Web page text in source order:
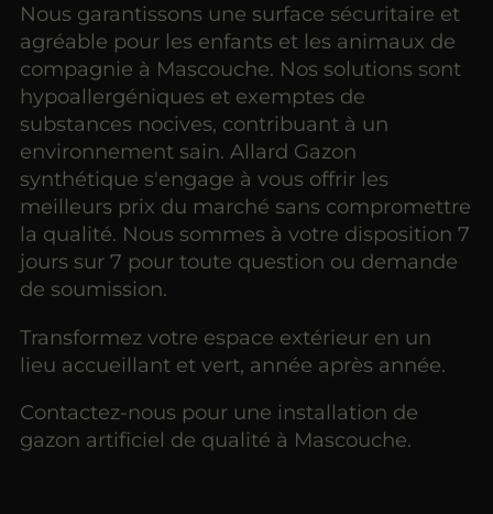
Nous garantissons une surface sécuritaire et
agréable pour les enfants et les animaux de
compagnie à Mascouche. Nos solutions sont
hypoallergéniques et exemptes de
substances nocives, contribuant à un
environnement sain. Allard Gazon
synthétique s'engage à vous offrir les
meilleurs prix du marché sans compromettre
la qualité. Nous sommes à votre disposition 7
jours sur 7 pour toute question ou demande
de soumission.
Transformez votre espace extérieur en un
lieu accueillant et vert, année après année.
Contactez-nous pour une installation de
gazon artificiel de qualité à Mascouche.